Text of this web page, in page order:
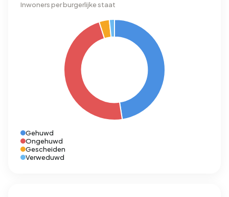
Inwoners per burgerlijke staat
Gehuwd
Ongehuwd
Gescheiden
Verweduwd